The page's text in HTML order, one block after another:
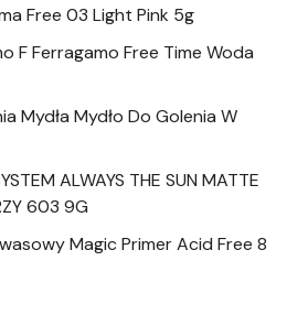
Free 03 Light Pink 5g
F Ferragamo Free Time Woda
Mydła Mydło Do Golenia W
ALWAYS THE SUN MATTE
603 9G
Magic Primer Acid Free 8